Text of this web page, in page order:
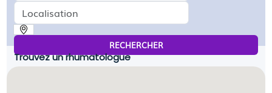
Localisation
RECHERCHER
Trouvez un rhumatologue